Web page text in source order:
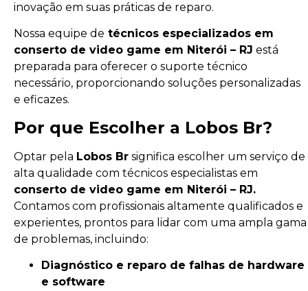
inovação em suas práticas de reparo.
Nossa equipe de técnicos especializados em
conserto de video game em Niterói – RJ está
preparada para oferecer o suporte técnico
necessário, proporcionando soluções personalizadas
e eficazes.
Por que Escolher a Lobos Br?
Optar pela Lobos Br significa escolher um serviço de
alta qualidade com técnicos especialistas em
conserto de video game em Niterói – RJ.
Contamos com profissionais altamente qualificados e
experientes, prontos para lidar com uma ampla gama
de problemas, incluindo:
Diagnóstico e reparo de falhas de hardware
e software